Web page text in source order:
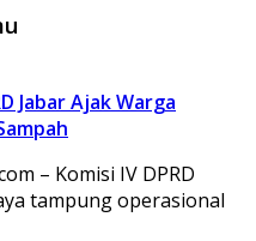
Jabar Ajak Warga
– Komisi IV DPRD
tampung operasional